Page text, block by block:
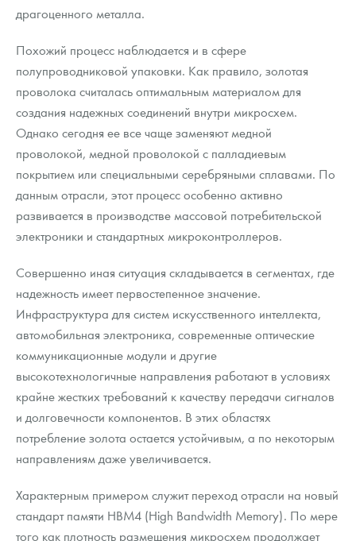
драгоценного металла.
Похожий процесс наблюдается и в сфере
полупроводниковой упаковки. Как правило, золотая
проволока считалась оптимальным материалом для
создания надежных соединений внутри микросхем.
Однако сегодня ее все чаще заменяют медной
проволокой, медной проволокой с палладиевым
покрытием или специальными серебряными сплавами. По
данным отрасли, этот процесс особенно активно
развивается в производстве массовой потребительской
электроники и стандартных микроконтроллеров.
Совершенно иная ситуация складывается в сегментах, где
надежность имеет первостепенное значение.
Инфраструктура для систем искусственного интеллекта,
автомобильная электроника, современные оптические
коммуникационные модули и другие
высокотехнологичные направления работают в условиях
крайне жестких требований к качеству передачи сигналов
и долговечности компонентов. В этих областях
потребление золота остается устойчивым, а по некоторым
направлениям даже увеличивается.
Характерным примером служит переход отрасли на новый
стандарт памяти HBM4 (High Bandwidth Memory). По мере
того как плотность размещения микросхем продолжает